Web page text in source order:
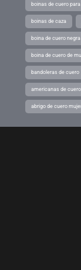
boinas de cuero
boinas de caza
boina de cuero negra
boina de cuero de
bandoleras de cuero
americanas de
abrigo de cuero